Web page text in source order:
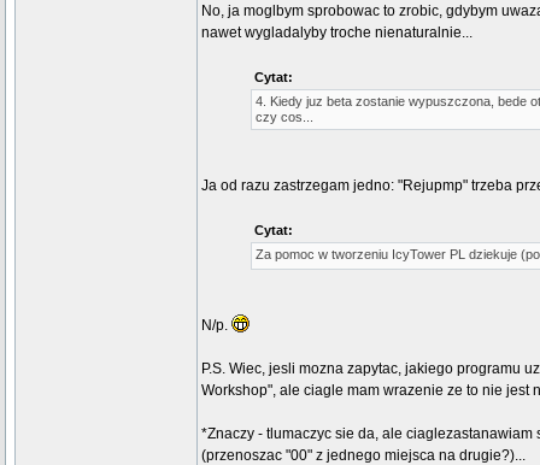
No, ja moglbym sprobowac to zrobic, gdybym
nawet wygladalyby troche nienaturalnie...
Cytat:
4. Kiedy juz beta zostanie wypuszczona, bede
czy cos...
Ja od razu zastrzegam jedno: "Rejupmp" trzeba
Cytat:
Za pomoc w tworzeniu IcyTower PL dziekuje
N/p.
P.S. Wiec, jesli mozna zapytac, jakiego programu
Workshop", ale ciagle mam wrazenie ze to nie jest
*Znaczy - tlumaczyc sie da, ale
(przenoszac "00" z jednego miejsca na drugie?)...